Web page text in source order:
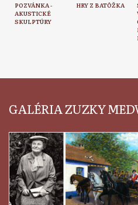
POZVÁNKA -
AKUSTICKÉ
SKULPTÚRY
HRY Z BATÔŽKA
GALÉRIA ZUZKY